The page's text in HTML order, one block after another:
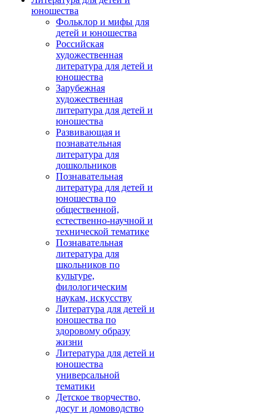
юношества
Фольклор и мифы для
детей и юношества
Российская
художественная
литература для детей и
юношества
Зарубежная
художественная
литература для детей и
юношества
Развивающая и
познавательная
литература для
дошкольников
Познавательная
литература для детей и
юношества по
общественной,
естественно-научной и
технической тематике
Познавательная
литература для
школьников по
культуре,
филологическим
наукам, искусству
Литература для детей и
юношества по
здоровому образу
жизни
Литература для детей и
юношества
универсальной
тематики
Детское творчество,
досуг и домоводство